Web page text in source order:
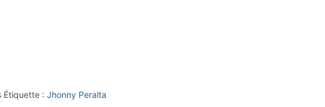
Étiquette : Jhonny Peralta